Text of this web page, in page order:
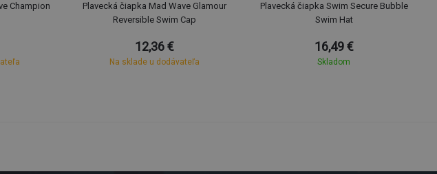
Champion
Plavecká čiapka Mad Wave Glamour
Reversible Swim Cap
12,36 €
Na sklade u dodávateľa
Plavecká čiapka Swim Secure Bubble
Swim Hat
16,49 €
Skladom